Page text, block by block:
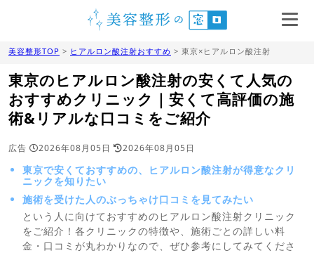
美容整形TOP > ヒアルロン酸注射おすすめ > 東京×ヒアルロン酸注射
東京のヒアルロン酸注射の安くて人気の
おすすめクリニック｜安くて高評価の施
術&リアルな口コミをご紹介
広告 2026年08月05日 2026年08月05日
東京で安くておすすめの、ヒアルロン酸注射が得意なクリ
ニックを知りたい
施術を受けた人のぶっちゃけ口コミを見てみたい
という人に向けておすすめのヒアルロン酸注射クリニック
をご紹介！各クリニックの特徴や、施術ごとの詳しい料
金・口コミが丸わかりなので、ぜひ参考にしてみてくださ